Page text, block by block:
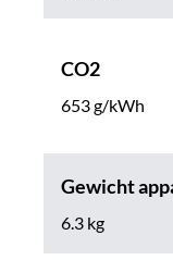
CO2
653 g/kWh
Gewicht
6.3 kg